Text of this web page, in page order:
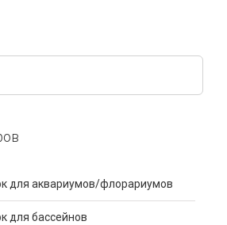
для аквариумов/флорариумов
для бассейнов